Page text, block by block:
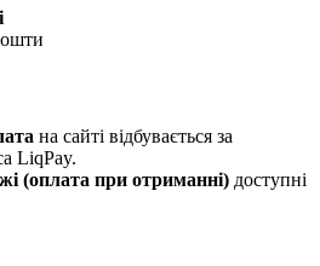
на сайті відбувається за
LiqPay.
(оплата при отриманні) доступні